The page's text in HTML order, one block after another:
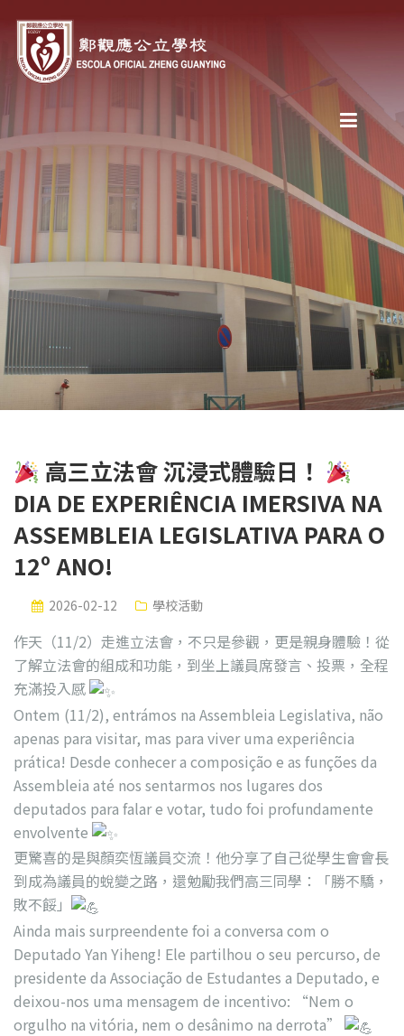
高三立法會 沉浸式體驗日！
DIA DE EXPERIÊNCIA IMERSIVA NA
ASSEMBLEIA LEGISLATIVA PARA O
12º ANO!
2026-02-12 學校活動
作天（11/2）走進立法會，不只是參觀，更是親身體驗！從
了解立法會的組成和功能，到坐上議員席發言、投票，全程
充滿投入感
Ontem (11/2), entrámos na Assembleia Legislativa, não
apenas para visitar, mas para viver uma experiência
prática! Desde conhecer a composição e as funções da
Assembleia até nos sentarmos nos lugares dos
deputados para falar e votar, tudo foi profundamente
envolvente
更驚喜的是與顏奕恆議員交流！他分享了自己從學生會會長
到成為議員的蛻變之路，還勉勵我們高三同學：「勝不驕，
敗不餒」
Ainda mais surpreendente foi a conversa com o
Deputado Yan Yiheng! Ele partilhou o seu percurso, de
presidente da Associação de Estudantes a Deputado, e
deixou-nos uma mensagem de incentivo: “Nem o
orgulho na vitória, nem o desânimo na derrota”